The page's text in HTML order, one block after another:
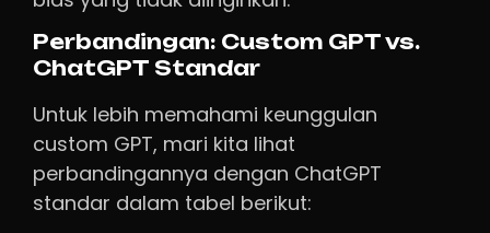
Perbandingan: Custom GPT vs.
ChatGPT Standar
Untuk lebih memahami keunggulan
custom GPT, mari kita lihat
perbandingannya dengan ChatGPT
standar dalam tabel berikut: